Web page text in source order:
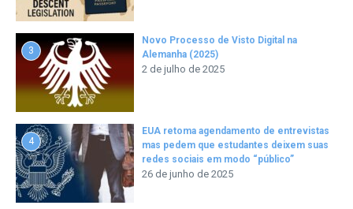
3
Novo Processo de Visto Digital na
Alemanha (2025)
2 de julho de 2025
4
EUA retoma agendamento de entrevistas
mas pedem que estudantes deixem suas
redes sociais em modo “público”
26 de junho de 2025